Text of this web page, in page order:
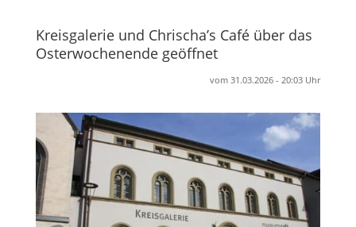
Kreisgalerie und Chrischa’s Café über das
Osterwochenende geöffnet
vom 31.03.2026 - 20:03 Uhr